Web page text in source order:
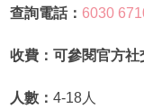
查詢電話： 6030
收費：可參閱官方社
人數： 4-18人